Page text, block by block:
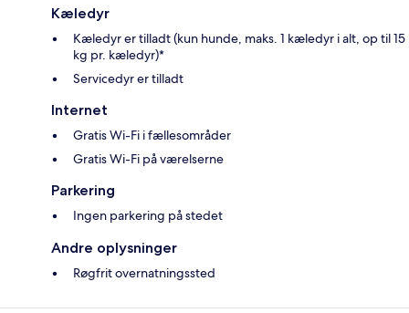
Kæledyr
Kæledyr er tilladt (kun hunde, maks. 1 kæledyr i alt, op til 15
kg pr. kæledyr)*
Servicedyr er tilladt
Internet
Gratis Wi-Fi i fællesområder
Gratis Wi-Fi på værelserne
Parkering
Ingen parkering på stedet
Andre oplysninger
Røgfrit overnatningssted